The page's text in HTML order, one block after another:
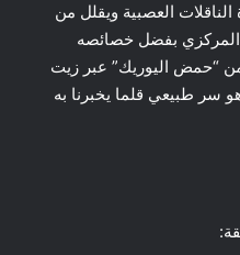
العصبية ويقلل من
المركزي بفضل خصائصه
من “حمض اليوريك” عبر زيت
سر طبيعي قلما يخبرنا به